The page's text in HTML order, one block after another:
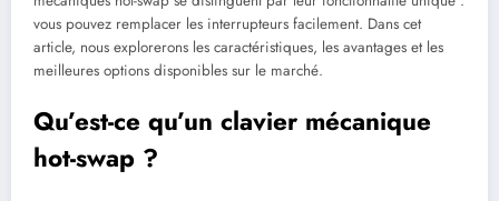
vous pouvez remplacer les interrupteurs facilement. Dans cet
article, nous explorerons les caractéristiques, les avantages et les
meilleures options disponibles sur le marché.
Qu’est-ce qu’un clavier mécanique
hot-swap ?